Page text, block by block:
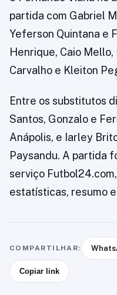
partida com Gabriel
Yeferson Quintana e
Henrique, Caio
Carvalho e Kleiton
Entre os substitutos
Santos, Gonzalo e
Anápolis, e Iarley
Paysandu. A partida
serviço
estatísticas, resumo
COMPARTILHAR:
Copiar link